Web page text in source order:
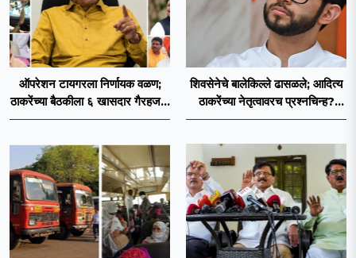
ऑपरेशन टायगरला निर्णायक वळण;
ठाकरेंच्या बैठकीला ६ खासदार गैरहजर,
थेट शिंदे सेनेत विलीन होण्याचा
शिवसेनेचे बालेकिल्ले ढासळले; आदित्य
ठाकरेंच्या नेतृत्वावरच प्रश्नचिन्ह?
ठाकरे ब्रँड नेमका कुठे चुकला?